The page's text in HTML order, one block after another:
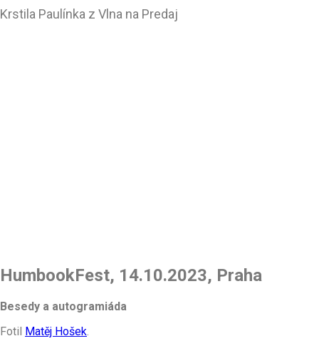
Krstila Paulínka z Vlna na Predaj
HumbookFest, 14.10.2023, Praha
Besedy a autogramiáda
Fotil Matěj Hošek.